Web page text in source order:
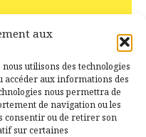
aux
utilisons des technologies
accéder aux informations des
nous permettra de
de navigation ou les
consentir ou de retirer son
sur certaines